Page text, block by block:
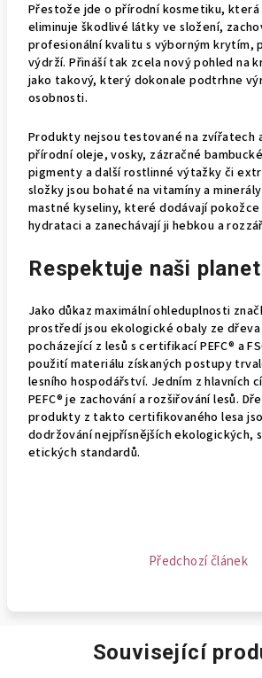
Přestože jde o přírodní kosmetiku, která
eliminuje škodlivé látky ve složení,
profesionální kvalitu s výborným krytím,
výdrží. Přináší tak zcela nový pohled na
jako takový, který dokonale podtrhne
osobnosti.
Produkty nejsou testované na zvířatech
přírodní oleje, vosky, zázračné
pigmenty a další rostlinné výtažky či
složky jsou bohaté na vitamíny a
mastné kyseliny, které dodávají
hydrataci a zanechávají ji hebkou a
Respektuje naši
Jako důkaz maximální ohleduplnosti
prostředí jsou ekologické obaly ze
pocházející z lesů s certifikací PEFC® a
použití materiálu získaných postupy
lesního hospodářství. Jedním z hlavních
PEFC® je zachování a rozšiřování lesů.
produkty z takto certifikovaného lesa
dodržování nejpřísnějších ekologických,
etických standardů.
Předchozí článek
Související